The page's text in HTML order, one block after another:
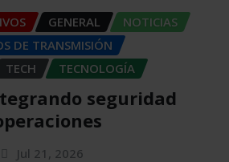
GENERAL
NOTICIAS
DE TRANSMISIÓN
TECH TECNOLOGÍA
seguridad
Jul 21, 2026